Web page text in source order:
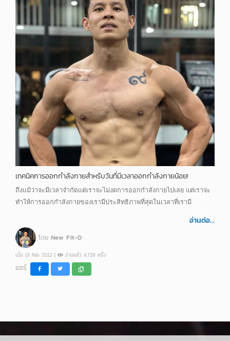
เทคนิคการออกกำลังกายสำหรับวันที่มีเวลาออกกำลังกายน้อย!
ถึงแม้ว่าจะมีเวลาจำกัดแต่เราจะไม่งดการออกกำลังกายไปเลย แต่เราจะ
ทำให้การออกกำลังกายของเรามีประสิทธิภาพที่สุดในเวลาที่เรามี
อ่านต่อ...
โดย New Fit-D
เมื่อ 01 Feb 2022 | อ่านแล้ว 4,728 ครั้ง
แชร์